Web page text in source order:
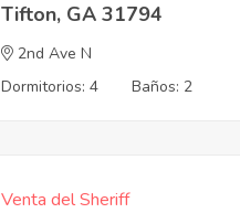
Tifton, GA 31794
2nd Ave N
Dormitorios: 4
Baños: 2
Venta del Sheriff